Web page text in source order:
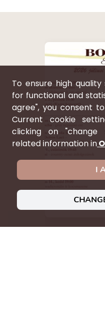
To ensure high
for functional and
agree", you consent
Current cookie
clicking on "change
related information in
I